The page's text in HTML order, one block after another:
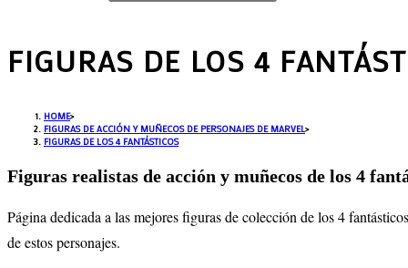
FIGURAS DE LOS 4
HOME>
FIGURAS DE ACCIÓN Y MUÑECOS DE PERSONAJES DE MARVEL>
FIGURAS DE LOS 4 FANTÁSTICOS
Figuras realistas de acción y muñecos de los 4
Página dedicada a las mejores figuras de colección de los 4
de estos personajes.